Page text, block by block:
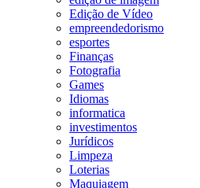
Edição de Vídeo
empreendedorismo
esportes
Finanças
Fotografia
Games
Idiomas
informatica
investimentos
Jurídicos
Limpeza
Loterias
Maquiagem